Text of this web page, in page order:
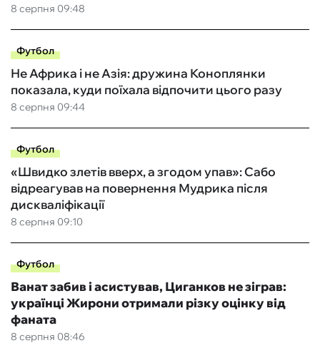
8 серпня 09:48
Футбол
8 серпня 09:44
Не Африка і не Азія: дружина Коноплянки
показала, куди поїхала відпочити цього разу
Футбол
8 серпня 09:10
«Швидко злетів вверх, а згодом упав»: Сабо
відреагував на повернення Мудрика після
дискваліфікації
Футбол
8 серпня 08:46
Ванат забив і асистував, Циганков не зіграв:
українці Жирони отримали різку оцінку від
фаната